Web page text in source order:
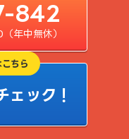
842
年中無休）
ちら
ェック！